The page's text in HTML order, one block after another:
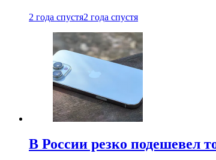
2 года спустя2 года спустя
В России резко подешевел